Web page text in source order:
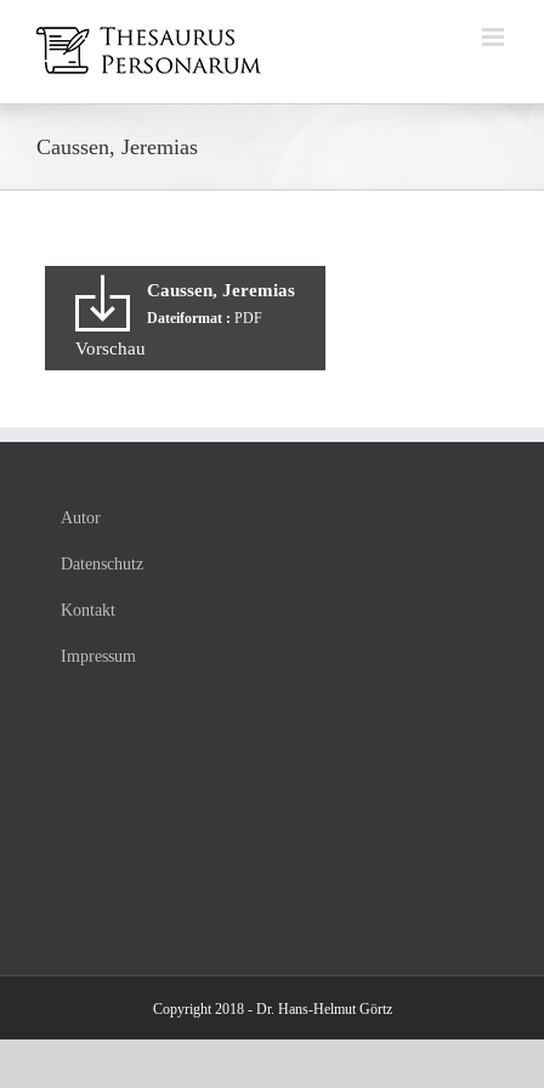
Inhalt
springen
Caussen, Jeremias
Caussen, Jeremias
Dateiformat : PDF
Vorschau
Autor
Datenschutz
Kontakt
Impressum
Copyright 2018 - Dr. Hans-Helmut Görtz